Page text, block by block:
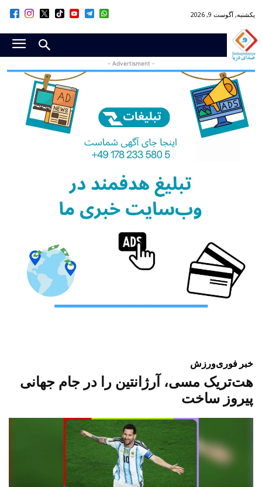
یکشنبه, آگوست 9, 2026
- Advertisment -
خبر فوریورزش
هت‌تریک مسی، آرژانتین را در جام جهانی
پیروز ساخت